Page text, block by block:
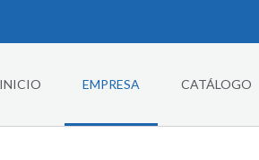
INICIO EMPRESA CATÁLOGO